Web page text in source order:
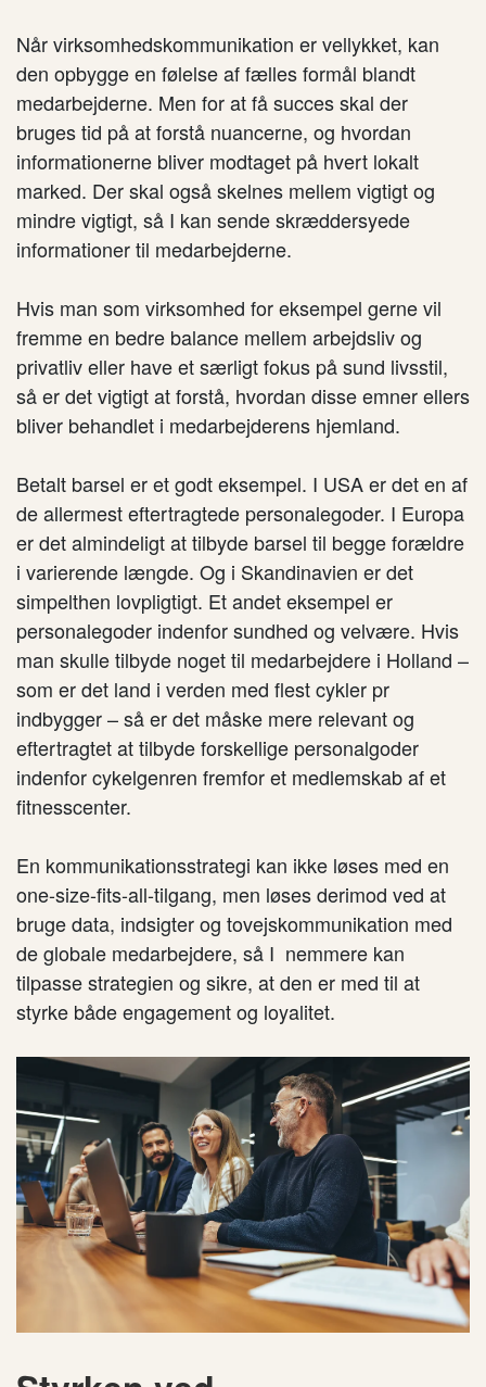
Når virksomhedskommunikation er vellykket, kan
den opbygge en følelse af fælles formål blandt
medarbejderne. Men for at få succes skal der
bruges tid på at forstå nuancerne, og hvordan
informationerne bliver modtaget på hvert lokalt
marked. Der skal også skelnes mellem vigtigt og
mindre vigtigt, så I kan sende skræddersyede
informationer til medarbejderne.
Hvis man som virksomhed for eksempel gerne vil
fremme en bedre balance mellem arbejdsliv og
privatliv eller have et særligt fokus på sund livsstil,
så er det vigtigt at forstå, hvordan disse emner ellers
bliver behandlet i medarbejderens hjemland.
Betalt barsel er et godt eksempel. I USA er det en af
de allermest eftertragtede personalegoder. I Europa
er det almindeligt at tilbyde barsel til begge forældre
i varierende længde. Og i Skandinavien er det
simpelthen lovpligtigt. Et andet eksempel er
personalegoder indenfor sundhed og velvære. Hvis
man skulle tilbyde noget til medarbejdere i Holland –
som er det land i verden med flest cykler pr
indbygger – så er det måske mere relevant og
eftertragtet at tilbyde forskellige personalgoder
indenfor cykelgenren fremfor et medlemskab af et
fitnesscenter.
En kommunikationsstrategi kan ikke løses med en
one-size-fits-all-tilgang, men løses derimod ved at
bruge data, indsigter og tovejskommunikation med
de globale medarbejdere, så I nemmere kan
tilpasse strategien og sikre, at den er med til at
styrke både engagement og loyalitet.